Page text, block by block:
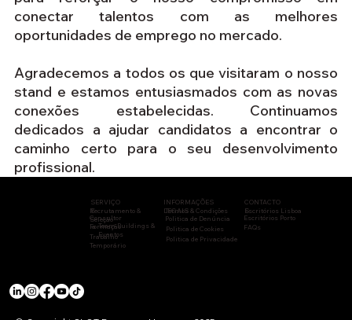
conectar talentos com as melhores
oportunidades de emprego no mercado.
Agradecemos a todos os que visitaram o nosso
stand e estamos entusiasmados com as novas
conexões estabelecidas. Continuamos
dedicados a ajudar candidatos a encontrar o
caminho certo para o seu desenvolvimento
profissional.
SERVIÇO
S
Recrutamento &
Seleção
Consultor
ia
Formação
Trabalho
Temporário
Team Buildings &
Eventos
INFORMAÇÕES
LEGAIS
Politica de Denúncia
Politica de Cookies
Termos & Condições
Politica de Privacidade
CONTACTO
S
Escritórios Lisboa
Escritórios Porto
FAQs